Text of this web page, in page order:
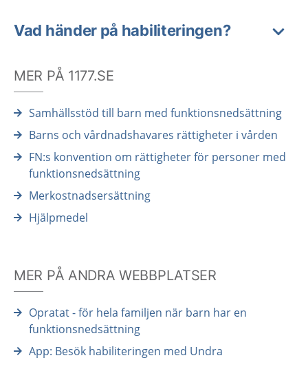
Vad händer på habiliteringen?
MER PÅ 1177.SE
Samhällsstöd till barn med funktionsnedsättning
Barns och vårdnadshavares rättigheter i vården
FN:s konvention om rättigheter för personer med
funktionsnedsättning
Merkostnadsersättning
Hjälpmedel
MER PÅ ANDRA WEBBPLATSER
Opratat - för hela familjen när barn har en
funktionsnedsättning
App: Besök habiliteringen​ med Undra